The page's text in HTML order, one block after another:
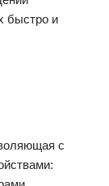
быстро и
с